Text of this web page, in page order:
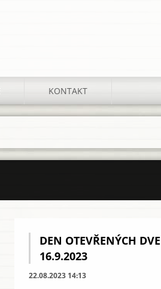
KONTAKT
DEN OTEVŘENÝCH
16.9.2023
22.08.2023 14:13